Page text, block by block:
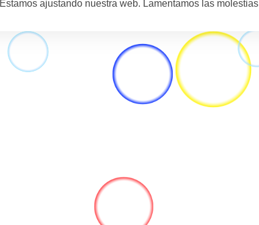
Estamos ajustando nuestra web. Lamentamos las molestias